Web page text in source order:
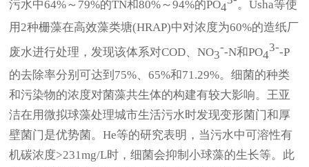
污水中64%～79%的TN和80%～94%的PO4
。Usha等使
用2种栅藻在高效藻类塘(HRAP)中对浓度为60%的造纸厂
废水进行处理，发现该体系对COD、NO3
--N和PO4
3--P
的去除率分别可达到75%、65%和71.29%。细菌的种类
和污染物的浓度对菌藻共生体的构建有较大影响。王亚
洁在用微拟球藻处理城市生活污水时发现变形菌门和厚
壁菌门是优势菌。He等的研究表明，当污水中可溶性有
机碳浓度>231mg/L时，细菌会抑制小球藻的生长等。此